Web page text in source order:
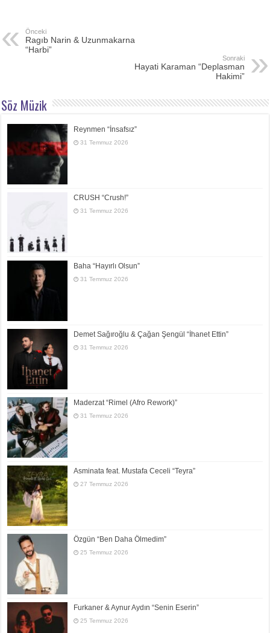
Önceki
Ragıb Narin & Uzunmakarna
“Harbi”
Sonraki
Hayati Karaman “Deplasman
Hakimi”
Söz Müzik
Reynmen “İnsafsız”
31 Temmuz 2026
CRUSH “Crush!”
31 Temmuz 2026
Baha “Hayırlı Olsun”
31 Temmuz 2026
Demet Sağıroğlu & Çağan Şengül “İhanet Ettin”
31 Temmuz 2026
Maderzat “Rimel (Afro Rework)”
31 Temmuz 2026
Asminata feat. Mustafa Ceceli “Teyra”
27 Temmuz 2026
Özgün “Ben Daha Ölmedim”
25 Temmuz 2026
Furkaner & Aynur Aydın “Senin Eserin”
25 Temmuz 2026